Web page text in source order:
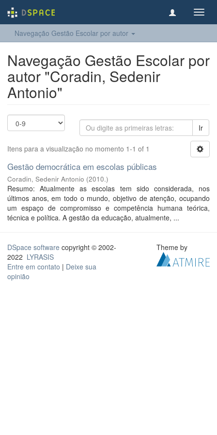
Navegação Gestão Escolar por autor
Navegação Gestão Escolar por
autor "Coradin, Sedenir
Antonio"
Ir
Itens para a visualização no momento 1-1 of 1
Gestão democrática em escolas públicas
Coradin, Sedenir Antonio (2010.)
Resumo: Atualmente as escolas tem sido considerada, nos
últimos anos, em todo o mundo, objetivo de atenção, ocupando
um espaço de compromisso e competência humana teórica,
técnica e política. A gestão da educação, atualmente, ...
DSpace software copyright © 2002-
2022 LYRASIS
Entre em contato | Deixe sua
opinião
Theme by